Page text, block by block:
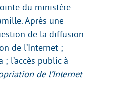
du ministère
Après une
de la diffusion
de l’Internet ;
; l’accès public à
de l’Internet